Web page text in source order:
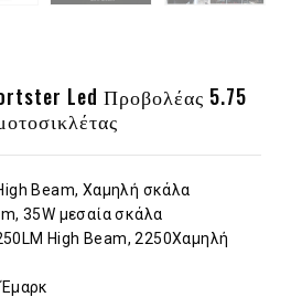
Led Προβολέας 5.75
Beam, Χαμηλή σκάλα
35W μεσαία σκάλα
High Beam, 2250Χαμηλή